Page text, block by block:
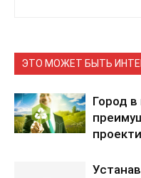
ЭТО МОЖЕТ БЫТЬ
Город